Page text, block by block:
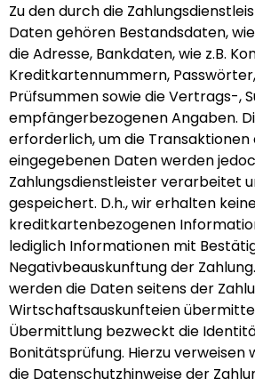
Zu den durch die
Daten gehören Bestandsdaten,
die Adresse, Bankdaten, wie z.B.
Kreditkartennummern,
Prüfsummen sowie die Vertrags-,
empfängerbezogenen Angaben.
erforderlich, um die Transaktionen
eingegebenen Daten werden
Zahlungsdienstleister verarbeitet
gespeichert. D.h., wir erhalten
kreditkartenbezogenen
lediglich Informationen mit
Negativbeauskunftung der
werden die Daten seitens der
Wirtschaftsauskunfteien
Übermittlung bezweckt die
Bonitätsprüfung. Hierzu verweisen
die Datenschutzhinweise der